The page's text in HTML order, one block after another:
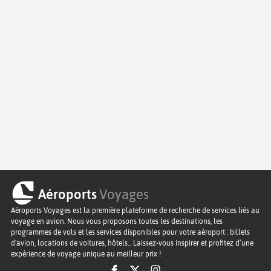
AéroportsVoyages
Aéroports Voyages est la première plateforme de recherche de services liés au
voyage en avion. Nous vous proposons toutes les destinations, les
programmes de vols et les services disponibles pour votre aéroport : billets
d'avion, locations de voitures, hôtels... Laissez-vous inspirer et profitez d’une
expérience de voyage unique au meilleur prix !